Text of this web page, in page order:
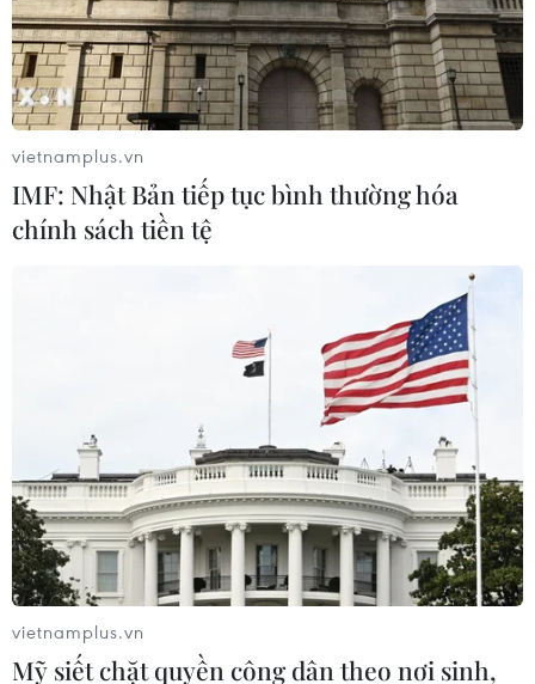
Đắk Lắk: Bé trai bị dập nát tay do dùng
điện thoại đang sạc pin
29/02/2020 07:29
Sự việc cũng là hồi chuông cảnh bảo cho người dân,
không nên sử dụng điện thoại khi đang sạc pin để
phòng tránh nguy cơ cháy nổ
Bình Dương: Nổ bình khí nén, người vá lốp
vietnamplus.vn
IMF: Nhật Bản tiếp tục bình thường hóa
chính sách tiền tệ
vietnamplus.vn
Mỹ siết chặt quyền công dân theo nơi sinh,